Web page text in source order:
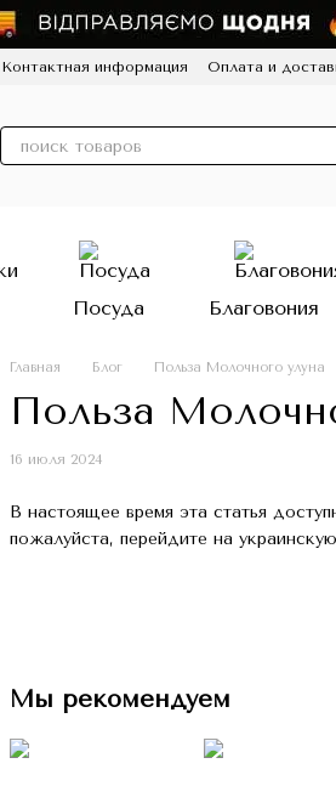
Контактная информация Оплата и
Посуда Благовония
Главная Блог Польза Молочного улуна
Польза
16 июля 2024
В настоящее время эта статья
пожалуйста, перейдите на
Мы рекомендуем